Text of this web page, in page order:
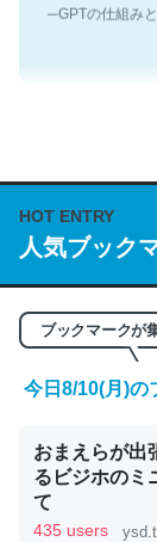
─GPTの仕組み
説してる記事
https://
/064121
─GPTの仕組み
くらい。小説
ど、短期記憶
かりやすく強
HOT ENTRY
人気ブック
ブックマークが
今日8/10(月)の
おまえらが出
るビジホのミ
て
435 users